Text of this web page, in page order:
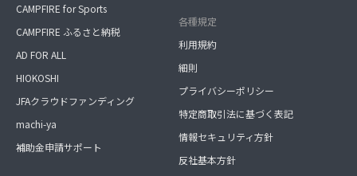
CAMPFIRE for Sports
CAMPFIRE ふるさと納税
AD FOR ALL
HIOKOSHI
JFAクラウドファンディング
machi-ya
補助金申請サポート
各種規定
利用規約
細則
プライバシーポリシー
特定商取引法に基づく表記
情報セキュリティ方針
反社基本方針